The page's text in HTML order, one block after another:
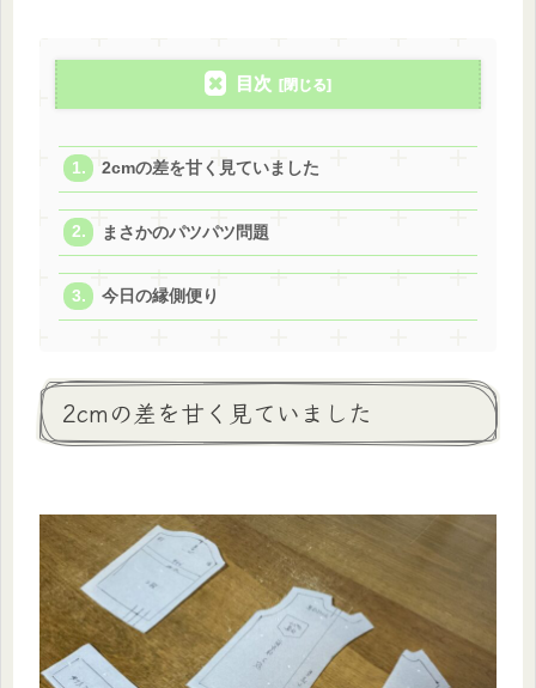
目次
2cmの差を甘く見ていました
まさかのパツパツ問題
今日の縁側便り
2cmの差を甘く見ていました